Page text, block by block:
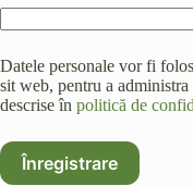
Datele personale vor fi
sit web, pentru a
descrise în politică de
Înregistrare